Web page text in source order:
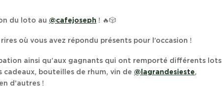
du loto au @cafejoseph ! 🔥🎲
où vous avez répondu présents pour l’occasion !
ainsi qu’aux gagnants qui ont remporté différents lots
cadeaux, bouteilles de rhum, vin de @lagrandesieste,
d’autres !